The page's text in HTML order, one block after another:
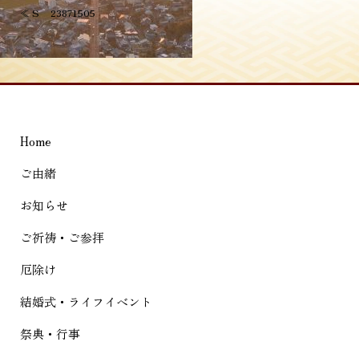
投
稿
ナ
ビ
ー
シ
ョ
ン
≪S__23871505
Home
ご由緒
お知らせ
ご祈祷・ご参拝
厄除け
結婚式・ライフイベント
祭典・行事